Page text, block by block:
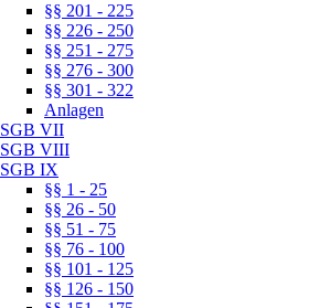
§§ 201 - 225
§§ 226 - 250
§§ 251 - 275
§§ 276 - 300
§§ 301 - 322
Anlagen
SGB VII
SGB VIII
SGB IX
§§ 1 - 25
§§ 26 - 50
§§ 51 - 75
§§ 76 - 100
§§ 101 - 125
§§ 126 - 150